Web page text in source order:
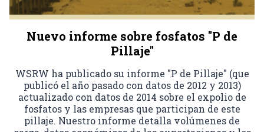
Nuevo informe sobre fosfatos "P de
Pillaje"
WSRW ha publicado su informe "P de Pillaje" (que
publicó el año pasado con datos de 2012 y 2013)
actualizado con datos de 2014 sobre el expolio de
fosfatos y las empresas que participan de este
pillaje. Nuestro informe detalla volúmenes de